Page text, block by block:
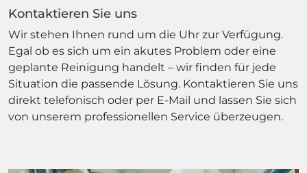
Kontaktieren Sie uns
Wir stehen Ihnen rund um die Uhr zur Verfügung.
Egal ob es sich um ein akutes Problem oder eine
geplante Reinigung handelt – wir finden für jede
Situation die passende Lösung. Kontaktieren Sie uns
direkt telefonisch oder per E-Mail und lassen Sie sich
von unserem professionellen Service überzeugen.